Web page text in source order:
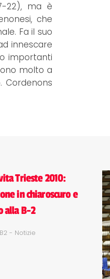
22), ma è
che
Fa il suo
innescare
importanti
molto a
Cordenons
Trieste 2010:
in chiaroscuro e
alla B-2
- Notizie